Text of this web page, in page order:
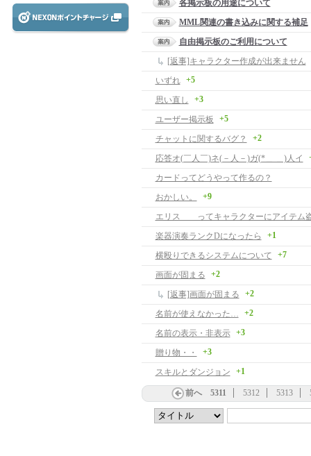
各掲示板の用途について
MML関連の書き込みに関する補足
自由掲示板のご利用について
[返事]キャラクター作成が出来ません
いずれ
+5
思い直し +3
ユーザー掲示板 +5
チャットに関するバグ？ +2
応答オ(￣人￣)ネ(－人－)ガ(*＿ ＿)人イ
カードってどうやって作るの？
おかしい。
+9
エリス ってキャラクターにアイテム
楽器演奏ランクDになったら
+1
横殴りできるシステムについて +7
画面が固まる +2
[返事]画面が固まる +2
名前が使えなかった… +2
名前の表示・非表示 +3
贈り物・・ +3
スキルとダンジョン +1
前へ 5311 5312 5313